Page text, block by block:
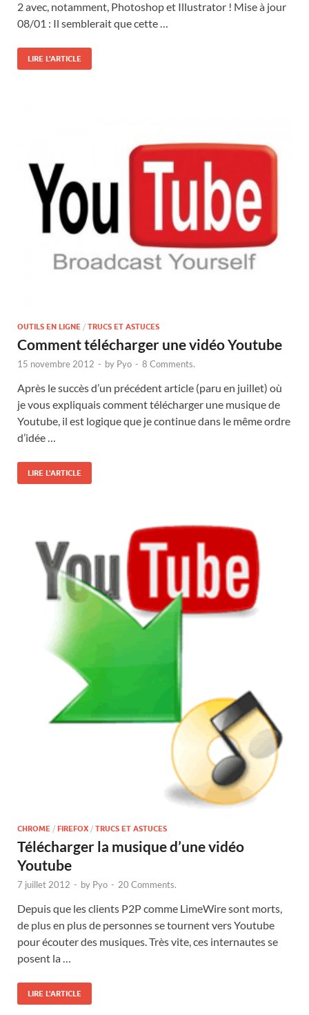
2 avec, notamment, Photoshop et Illustrator ! Mise à jour
08/01 : Il semblerait que cette …
LIRE L'ARTICLE
OUTILS EN LIGNE / TRUCS ET ASTUCES
Comment télécharger une vidéo Youtube
15 novembre 2012 - by Pyo - 8 Comments.
Après le succès d’un précédent article (paru en juillet) où
je vous expliquais comment télécharger une musique de
Youtube, il est logique que je continue dans le même ordre
d’idée …
LIRE L'ARTICLE
CHROME / FIREFOX / TRUCS ET ASTUCES
Télécharger la musique d’une vidéo
Youtube
7 juillet 2012 - by Pyo - 20 Comments.
Depuis que les clients P2P comme LimeWire sont morts,
de plus en plus de personnes se tournent vers Youtube
pour écouter des musiques. Très vite, ces internautes se
posent la …
LIRE L'ARTICLE